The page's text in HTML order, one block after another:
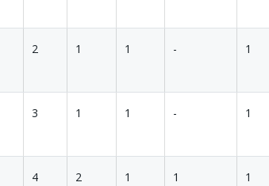
2 1 1 - 1
3 1 1 - 1
4 2 1 1 1